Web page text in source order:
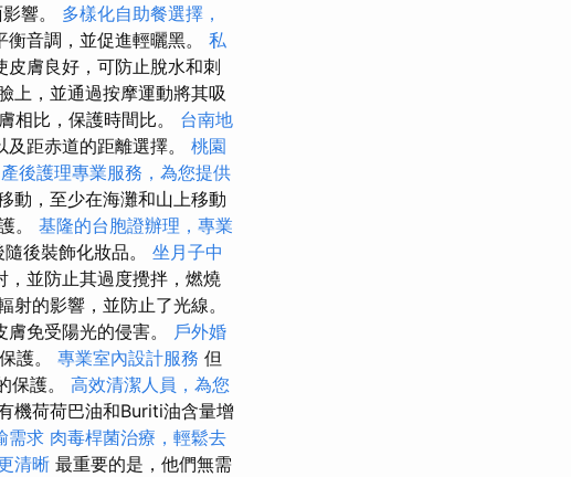
響。 多樣化自助餐選擇，
音調，並促進輕曬黑。 私
膚良好，可防止脫水和刺
上，並通過按摩運動將其吸
相比，保護時間比。 台南地
距赤道的距離選擇。 桃園
產後護理專業服務，為您提供
動，至少在海灘和山上移動
。 基隆的台胞證辦理，專業
後裝飾化妝品。 坐月子中
並防止其過度攪拌，燃燒
的影響，並防止了光線。
免受陽光的侵害。 戶外婚
護。 專業室內設計服務 但
保護。 高效清潔人員，為您
機荷荷巴油和Buriti油含量增
需求 肉毒桿菌治療，輕鬆去
清晰 最重要的是，他們無需